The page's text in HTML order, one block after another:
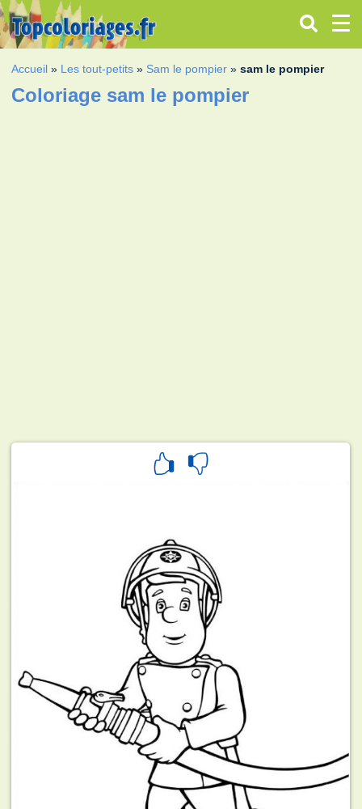
Accueil » Les tout-petits » Sam le pompier »sam le pompier
Coloriage sam le pompier